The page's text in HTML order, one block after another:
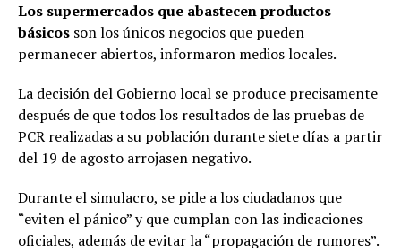
Los supermercados que abastecen productos
básicos son los únicos negocios que pueden
permanecer abiertos, informaron medios locales.
La decisión del Gobierno local se produce precisamente
después de que todos los resultados de las pruebas de
PCR realizadas a su población durante siete días a partir
del 19 de agosto arrojasen negativo.
Durante el simulacro, se pide a los ciudadanos que
“eviten el pánico” y que cumplan con las indicaciones
oficiales, además de evitar la “propagación de rumores”.